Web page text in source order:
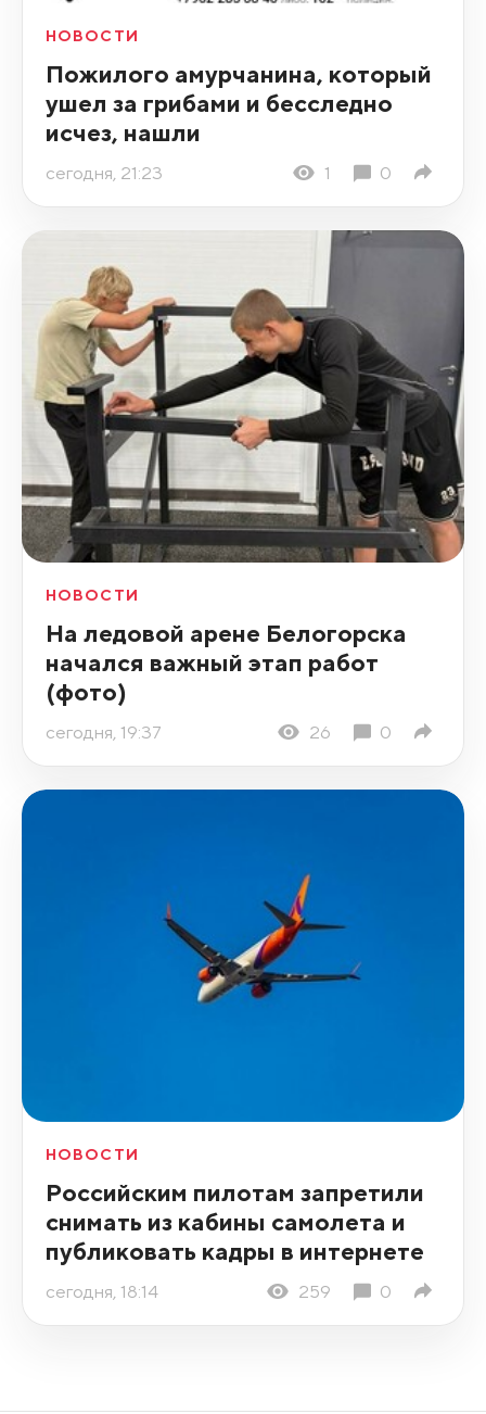
НОВОСТИ
Пожилого амурчанина, который
ушел за грибами и бесследно
исчез, нашли
сегодня, 21:23 1 0
НОВОСТИ
На ледовой арене Белогорска
начался важный этап работ
(фото)
сегодня, 19:37 26 0
НОВОСТИ
Российским пилотам запретили
снимать из кабины самолета и
публиковать кадры в интернете
сегодня, 18:14 259 0